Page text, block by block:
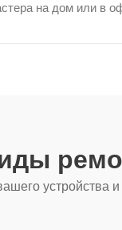
на дом или в
устройства